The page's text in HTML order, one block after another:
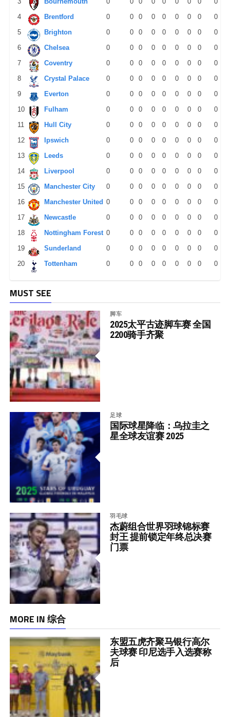
4
Brentford 0 0 0 0 0 0 0 0
0
5
Brighton 0 0 0 0 0 0 0 0
0
6
Chelsea 0 0 0 0 0 0 0 0
0
7
Coventry 0 0 0 0 0 0 0 0
0
8
Crystal Palace 0 0 0 0 0 0 0 0
0
9
Everton 0 0 0 0 0 0 0 0
0
10
Fulham 0 0 0 0 0 0 0 0
0
11
Hull City 0 0 0 0 0 0 0 0
0
12
Ipswich 0 0 0 0 0 0 0 0
0
13
Leeds 0 0 0 0 0 0 0 0
0
14
Liverpool 0 0 0 0 0 0 0 0
0
15
Manchester City 0 0 0 0 0 0 0 0
0
16
Manchester United 0 0 0 0 0 0 0 0
0
17
Newcastle 0 0 0 0 0 0 0 0
0
18
Nottingham Forest 0 0 0 0 0 0 0 0
0
19
Sunderland 0 0 0 0 0 0 0 0
0
20
Tottenham 0 0 0 0 0 0 0 0 0
MUST SEE
脚车
2025太平古迹脚车赛 全国
2200骑手齐聚
足球
国际球星降临：乌拉圭之
星全球友谊赛 2025
羽毛球
杰蔚组合世界羽球锦标赛
封王 提前锁定年终总决赛
门票
MORE IN 综合
东盟五虎齐聚马银行高尔
夫球赛 印尼选手入选赛称
后